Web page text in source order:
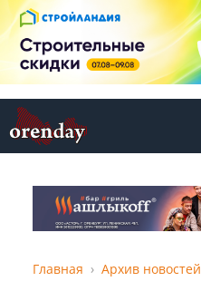
Главная Архив новостей